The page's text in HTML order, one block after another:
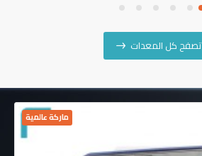
تصفح كل المعدات
ماركة عالمية